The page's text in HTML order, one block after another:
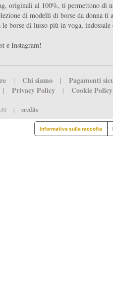
originali al 100%, ti permettono di
di modelli di borse da donna ti
borse di lusso più in voga, indossale
e Instagram!
| Chi siamo |
Pagamenti
| Privacy Policy | Cookie
| credits
Informativa sulla raccolta